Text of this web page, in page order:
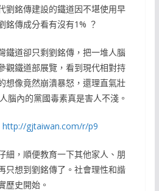
劉銘傳建設的鐵道因不堪使用早
銘傳成分看有沒有1% ？
鐵道卻只剩劉銘傳，把一堆人腦
觀鐵道部展覽，看到現代相對持
想像竟然崩潰暴怒，還理直氣壯
腦內的黨國毒素真是害人不淺。
http://gjtaiwan.com/r/p9
細，順便教育一下其他家人、朋
只想到劉銘傳了。社會理性和諧
歷史開始。